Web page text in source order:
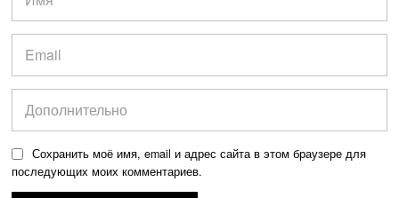
Сохранить моё имя, email и адрес сайта в этом браузере для
последующих моих комментариев.